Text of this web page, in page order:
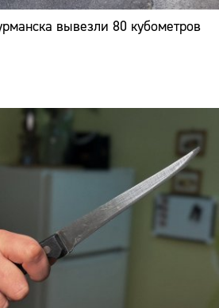
вывезли 80 кубометров
Адрес: